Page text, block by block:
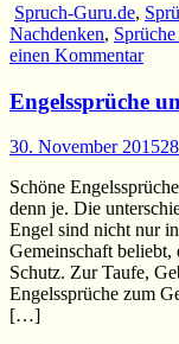
Spruch-Guru.de,
Nachdenken,
einen Kommentar
Engelssprüche
30. November 2015
Schöne
denn je. Die
Engel sind nicht nur
Gemeinschaft
Schutz. Zur Taufe,
Engelssprüche zum
[…]